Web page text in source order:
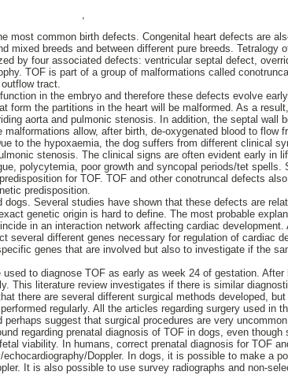
most common birth defects. Congenital heart defects are
mixed breeds and between different pure breeds. Tetralogy
by four associated defects: ventricular septal defect,
TOF is part of a group of malformations called
tract.
in the embryo and therefore these defects evolve
form the partitions in the heart will be malformed. As a
aorta and pulmonic stenosis. In addition, the septal wall
allow, after birth, de-oxygenated blood to flow
to the hypoxaemia, the dog suffers from different clinical
stenosis. The clinical signs are often evident early in
polycytemia, poor growth and syncopal periods/tet spells.
for TOF. TOF and other conotruncal defects
predisposition.
Several studies have shown that these defects are
genetic origin is hard to define. The most probable
in an interaction network affecting cardiac development.
several different genes necessary for regulation of cardiac
genes that are involved but also to investigate if the
to diagnose TOF as early as week 24 of gestation. After
This literature review investigates if there is similar
there are several different surgical methods developed,
regularly. All the articles regarding surgery used in
suggest that surgical procedures are very
regarding prenatal diagnosis of TOF in dogs, even though
viability. In humans, correct prenatal diagnosis for TOF
Doppler. In dogs, it is possible to make a
It is also possible to use survey radiographs and non-